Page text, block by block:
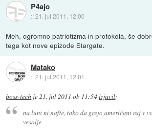
P4ajo
::21. jul 2011, 12:00
Meh, ogromno patriotizma in protokola, še
tega kot nove epizode Stargate.
Matako
::21. jul 2011, 12:01
boss-tech je 21. jul 2011 ob 11:54izjavil:
na luni ni nafte, tako da grejo američani raj v
vesolje